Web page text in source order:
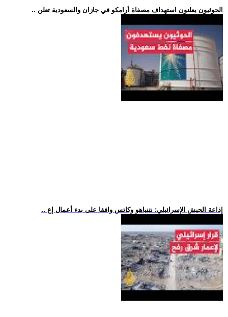
.. الحوثيون يعلنون استهداف مصفاة أرامكو في جازان والسعودية تعلن
.. إذاعة الجيش الإسرائيلي: نتنياهو وكاتس وافقا على بدء أعمال إع